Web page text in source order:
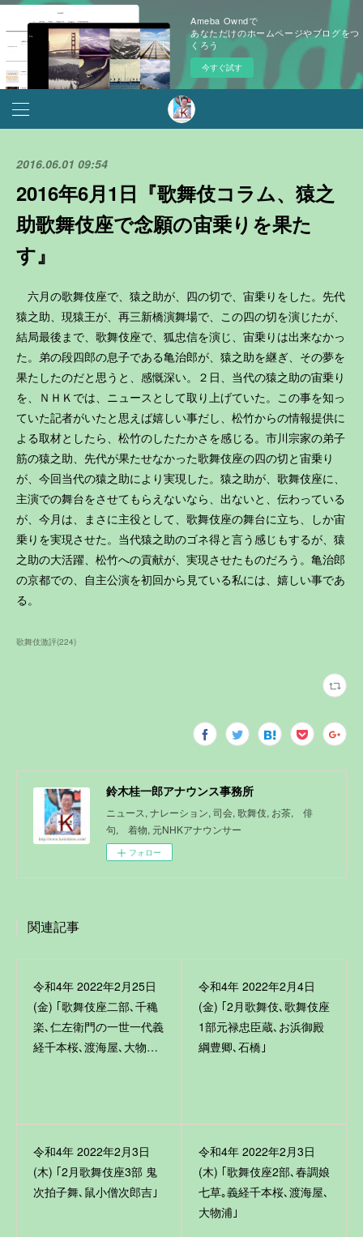
Ameba Owndで
あなただけのホームページやブログをつ
くろう
今すぐ試す
2016.06.01 09:54
2016年6月1日『歌舞伎コラム、猿之
助歌舞伎座で念願の宙乗りを果た
す』
六月の歌舞伎座で、猿之助が、四の切で、宙乗りをした。先代
猿之助、現猿王が、再三新橋演舞場で、この四の切を演じたが、
結局最後まで、歌舞伎座で、狐忠信を演じ、宙乗りは出来なかっ
た。弟の段四郎の息子である亀治郎が、猿之助を継ぎ、その夢を
果たしたのだと思うと、感慨深い。２日、当代の猿之助の宙乗り
を、ＮＨＫでは、ニュースとして取り上げていた。この事を知っ
ていた記者がいたと思えば嬉しい事だし、松竹からの情報提供に
よる取材としたら、松竹のしたたかさを感じる。市川宗家の弟子
筋の猿之助、先代が果たせなかった歌舞伎座の四の切と宙乗り
が、今回当代の猿之助により実現した。猿之助が、歌舞伎座に、
主演での舞台をさせてもらえないなら、出ないと、伝わっている
が、今月は、まさに主役として、歌舞伎座の舞台に立ち、しか宙
乗りを実現させた。当代猿之助のゴネ得と言う感じもするが、猿
之助の大活躍、松竹への貢献が、実現させたものだろう。亀治郎
の京都での、自主公演を初回から見ている私には、嬉しい事であ
る。
歌舞伎激評(224)
鈴木桂一郎アナウンス事務所
ニュース, ナレーション, 司会, 歌舞伎, お茶, 俳
句, 着物, 元NHKアナウンサー
フォロー
関連記事
令和4年 2022年2月25日
(金) ｢歌舞伎座二部､千穐
楽､仁左衛門の一世一代義
経千本桜､渡海屋､大物…
令和4年 2022年2月4日
(金) ｢2月歌舞伎､歌舞伎座
1部元禄忠臣蔵､お浜御殿
綱豊卿､石橋｣
令和4年 2022年2月3日
(木) ｢2月歌舞伎座3部 鬼
次拍子舞､鼠小僧次郎吉｣
令和4年 2022年2月3日
(木) ｢歌舞伎座2部､春調娘
七草｡義経千本桜､渡海屋､
大物浦｣